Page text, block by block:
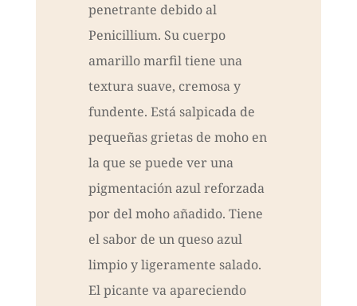
penetrante debido al
Penicillium. Su cuerpo
amarillo marfil tiene una
textura suave, cremosa y
fundente. Está salpicada de
pequeñas grietas de moho en
la que se puede ver una
pigmentación azul reforzada
por del moho añadido. Tiene
el sabor de un queso azul
limpio y ligeramente salado.
El picante va apareciendo